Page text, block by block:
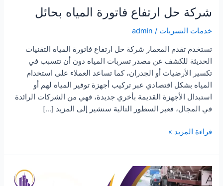
شركة حل ارتفاع فاتورة المياه بحائل
خدمات التسربات /
admin
تستخدم تقدم المعمار شركة حل ارتفاع فاتورة المياه التقنيات
الحديثة للكشف عن مصدر تسربات المياه دون أن تتسبب في
تكسير الأرضيات أو الجدران، كما تساعد العملاء على استخدام
المياه بشكل اقتصادي عبر تركيب أجهزة توفير المياه لهم أو
استبدال الأجهزة القديمة بأخري جديدة، فهي من الشركات الرائدة
في المجال، فعبر السطور التالية سنشير إلى المزيد […]
شركة
ارتفاع
فاتورة
المياه
قراءة المزيد »